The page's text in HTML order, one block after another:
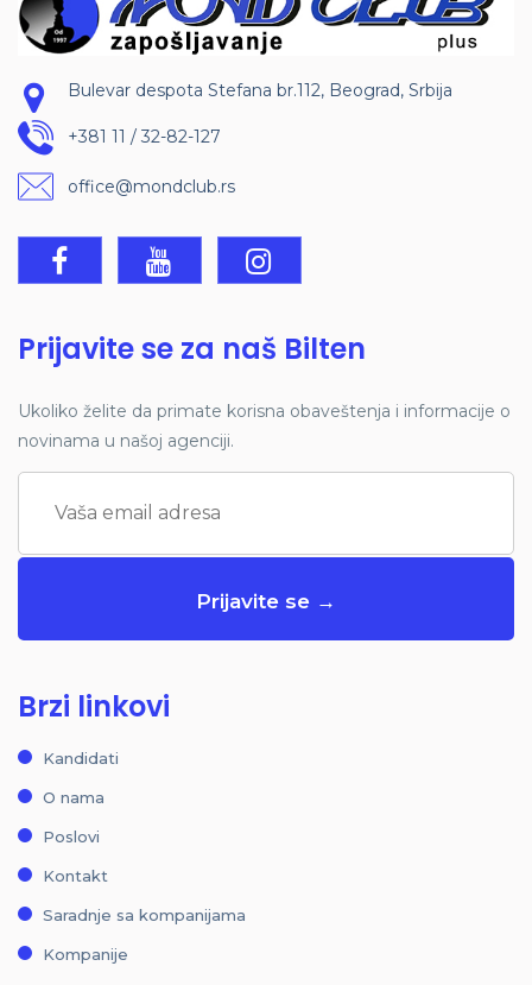
Bulevar despota Stefana br.112, Beograd, Srbija
+381 11 / 32-82-127
office@mondclub.rs
Prijavite se za naš Bilten
Ukoliko želite da primate korisna obaveštenja i informacije o
novinama u našoj agenciji.
Brzi linkovi
Kandidati
O nama
Poslovi
Kontakt
Saradnje sa kompanijama
Kompanije